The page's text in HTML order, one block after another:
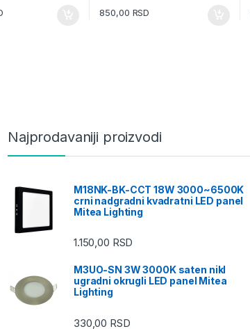
850,00 RSD
Najprodavaniji proizvodi
M18NK-BK-CCT 18W 3000~6500K
crni nadgradni kvadratni LED panel
Mitea Lighting
1.150,00 RSD
M3UO-SN 3W 3000K saten nikl
ugradni okrugli LED panel Mitea
Lighting
330,00 RSD